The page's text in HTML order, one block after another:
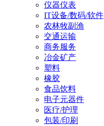
仪器仪表
IT设备/数码/软件
农林牧副渔
交通运输
商务服务
冶金矿产
塑料
橡胶
食品饮料
电子元器件
医疗/护理
包装/印刷